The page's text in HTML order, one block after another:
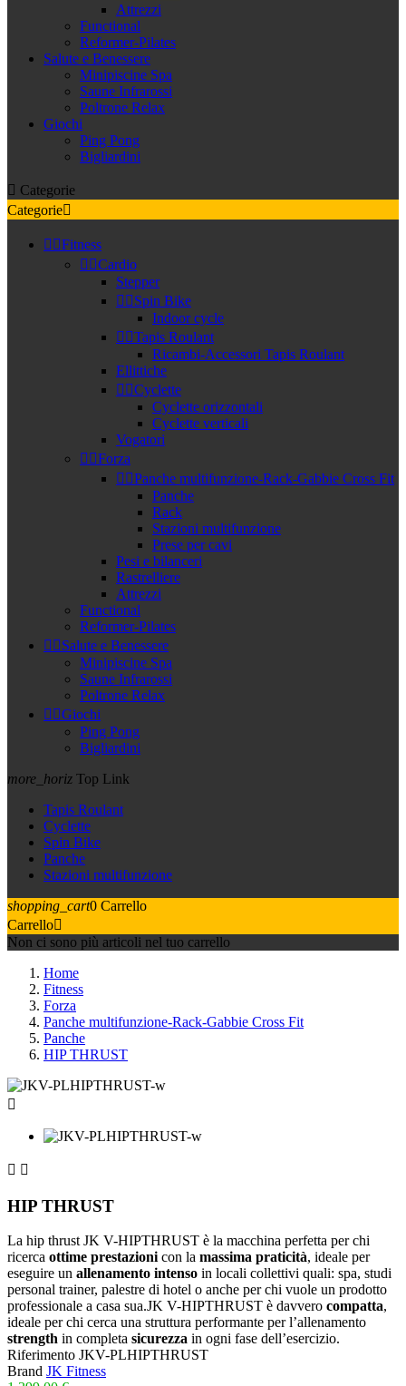
Attrezzi
Functional
Reformer-Pilates
Salute e Benessere
Minipiscine Spa
Saune Infrarossi
Poltrone Relax
Giochi
Ping Pong
Bigliardini
 Categorie
Categorie
 Fitness
 Cardio
Stepper
 Spin Bike
Indoor cycle
 Tapis Roulant
Ricambi-Accessori Tapis Roulant
Ellittiche
 Cyclette
Cyclette orizzontali
Cyclette verticali
Vogatori
 Forza
 Panche multifunzione-Rack-Gabbie Cross Fit
Panche
Rack
Stazioni multifunzione
Prese per cavi
Pesi e bilanceri
Rastrelliere
Attrezzi
Functional
Reformer-Pilates
 Salute e Benessere
Minipiscine Spa
Saune Infrarossi
Poltrone Relax
 Giochi
Ping Pong
Bigliardini
more_horiz Top Link
Tapis Roulant
Cyclette
Spin Bike
Panche
Stazioni multifunzione
shopping_cart0 Carrello
Carrello
Non ci sono più articoli nel tuo carrello
Home
Fitness
Forza
Panche multifunzione-Rack-Gabbie Cross Fit
Panche
HIP THRUST

 
HIP THRUST
La hip thrust JK V-HIPTHRUST è la macchina perfetta per chi
ricerca ottime prestazionicon la massima praticità, ideale per
eseguire un allenamento intenso in locali collettivi quali: spa, studi
personal trainer, palestre di hotel o anche per chi vuole un prodotto
professionale a casa sua.JK V-HIPTHRUST è davvero compatta,
ideale per chi cerca una struttura performante per l’allenamento
strength in completa sicurezza in ogni fase dell’esercizio.
Riferimento JKV-PLHIPTHRUST
Brand JK Fitness